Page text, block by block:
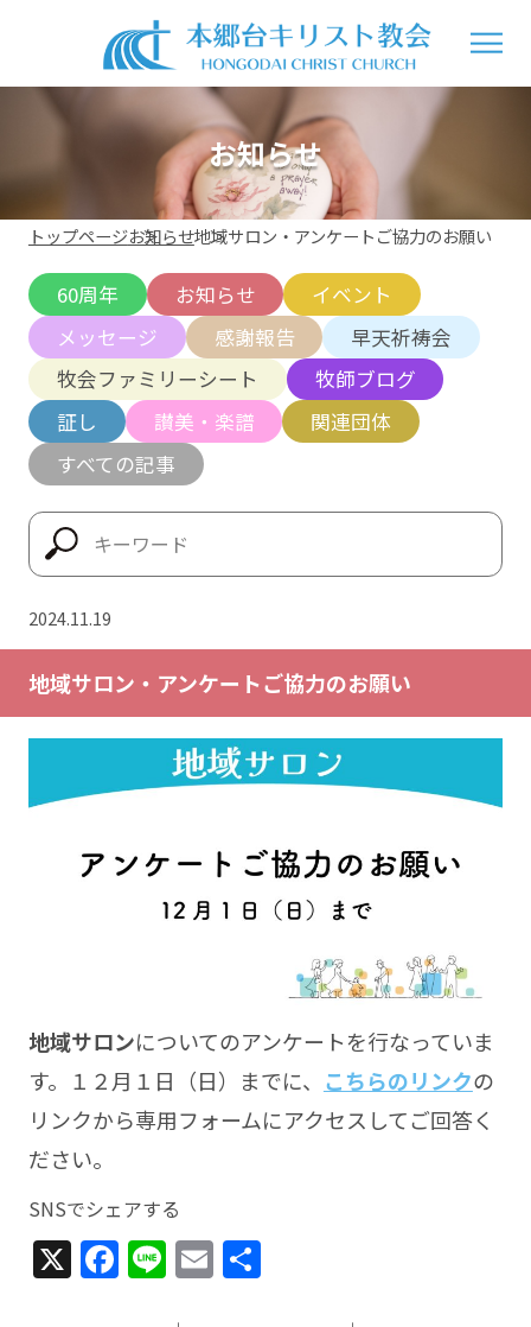
お知らせ
トップページお知らせ地域サロン・アンケートご協力のお願い
60周年 お知らせ
イベント
メッセージ
感謝報告
早天祈祷会
牧会ファミリーシート
牧師ブログ
証し
讃美・楽譜
関連団体
すべての記事
2024.11.19
地域サロン・アンケートご協力のお願い
地域サロンについてのアンケートを行なっていま
す。１２月１日（日）までに、 こちらのリンクの
リンクから専用フォームにアクセスしてご回答く
ださい。
SNSでシェアする
X Facebook
LineEmail
共